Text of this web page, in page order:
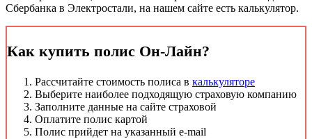
Сбербанка в Электростали, на нашем сайте есть калькулятор.
Как купить полис Он-Лайн?
Рассчитайте стоимость полиса в калькуляторе
Выберите наиболее подходящую страховую компанию
Заполните данные на сайте страховой
Оплатите полис картой
Полис прийдет на указанный e-mail